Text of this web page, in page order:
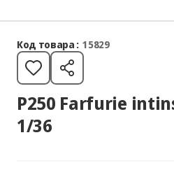
Код товара : 15829
P250 Farfurie
1/36